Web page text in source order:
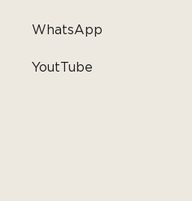
WhatsApp
YoutTube